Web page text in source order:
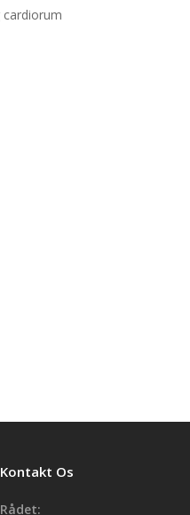
Kontakt Os
Rådet: